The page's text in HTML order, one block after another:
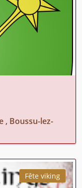
, Boussu-lez-
Fête viking